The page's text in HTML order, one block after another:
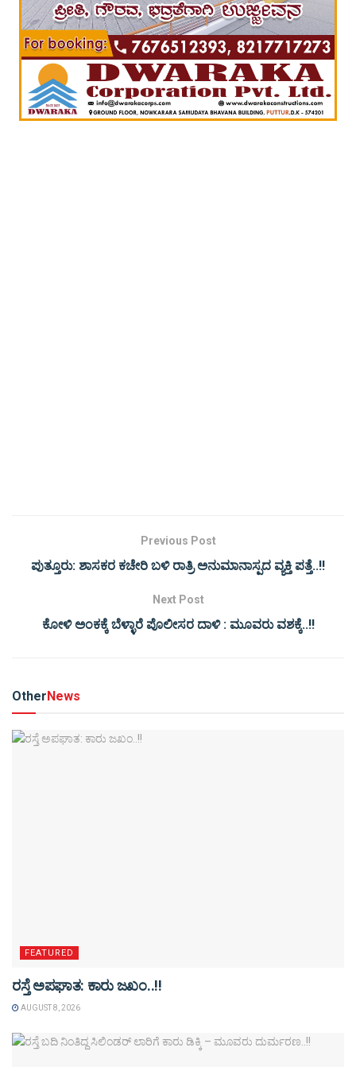
Previous Post
ಪುತ್ತೂರು: ಶಾಸಕರ ಕಚೇರಿ ಬಳಿ ರಾತ್ರಿ ಅನುಮಾನಾಸ್ಪದ ವ್ಯಕ್ತಿ ಪತ್ತೆ..!!
Next Post
ಕೋಳಿ ಅಂಕಕ್ಕೆ ಬೆಳ್ಳಾರೆ ಪೊಲೀಸರ ದಾಳಿ : ಮೂವರು ವಶಕ್ಕೆ..!!
Other News
FEATURED
ರಸ್ತೆ ಅಪಘಾತ: ಕಾರು ಜಖಂ..!!
AUGUST 8, 2026